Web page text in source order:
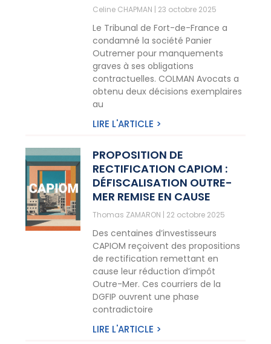
Celine CHAPMAN 23 octobre 2025
Le Tribunal de Fort-de-France a
condamné la société Panier
Outremer pour manquements
graves à ses obligations
contractuelles. COLMAN Avocats a
obtenu deux décisions exemplaires
au
LIRE L'ARTICLE >
PROPOSITION DE
RECTIFICATION CAPIOM :
DÉFISCALISATION OUTRE-
MER REMISE EN CAUSE
Thomas ZAMARON 22 octobre 2025
Des centaines d’investisseurs
CAPIOM reçoivent des propositions
de rectification remettant en
cause leur réduction d’impôt
Outre-Mer. Ces courriers de la
DGFIP ouvrent une phase
contradictoire
LIRE L'ARTICLE >